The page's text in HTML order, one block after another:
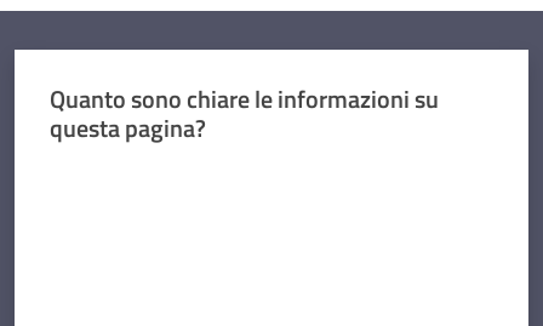
Quanto sono chiare le informazioni su
questa pagina?